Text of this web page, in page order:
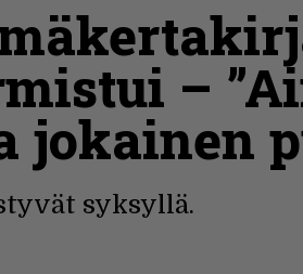
–
jokainen
syksyllä.